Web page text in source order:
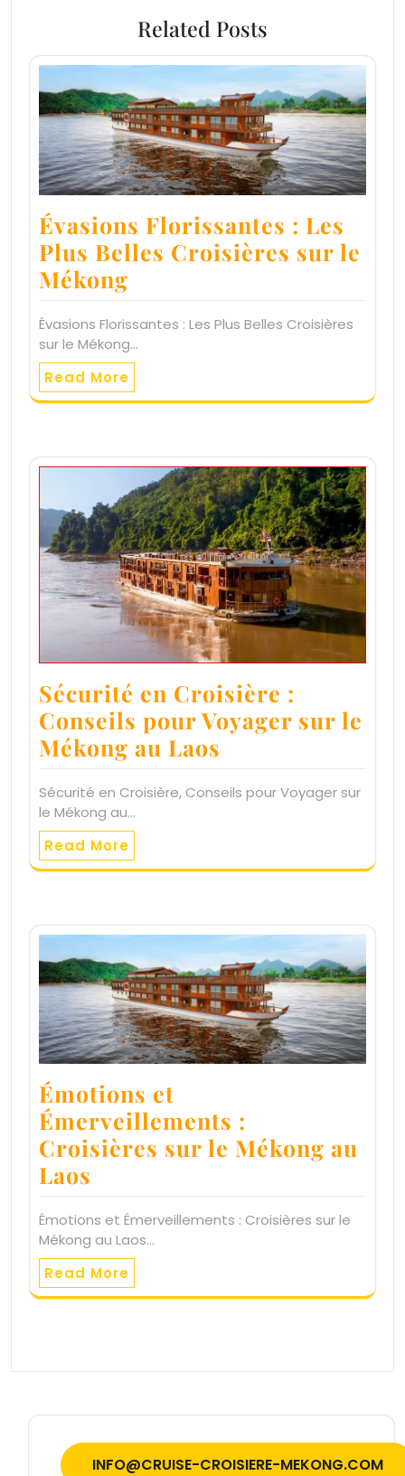
Related Posts
Évasions Florissantes : Les
Plus Belles Croisières sur le
Mékong
Évasions Florissantes : Les Plus Belles Croisières
sur le Mékong…
Read More
Sécurité en Croisière :
Conseils pour Voyager sur le
Mékong au Laos
Sécurité en Croisière, Conseils pour Voyager sur
le Mékong au…
Read More
Émotions et
Émerveillements :
Croisières sur le Mékong au
Laos
Émotions et Émerveillements : Croisières sur le
Mékong au Laos…
Read More
INFO@CRUISE-CROISIERE-MEKONG.COM